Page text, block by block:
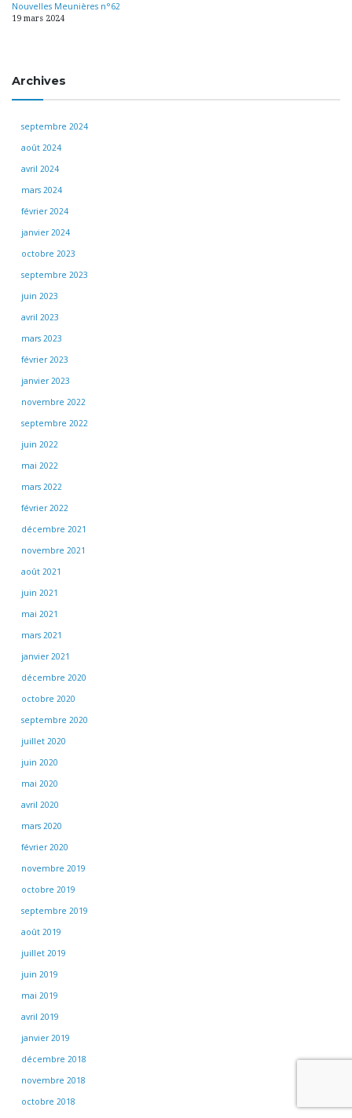
Nouvelles Meunières n°62
19 mars 2024
Archives
septembre 2024
août 2024
avril 2024
mars 2024
février 2024
janvier 2024
octobre 2023
septembre 2023
juin 2023
avril 2023
mars 2023
février 2023
janvier 2023
novembre 2022
septembre 2022
juin 2022
mai 2022
mars 2022
février 2022
décembre 2021
novembre 2021
août 2021
juin 2021
mai 2021
mars 2021
janvier 2021
décembre 2020
octobre 2020
septembre 2020
juillet 2020
juin 2020
mai 2020
avril 2020
mars 2020
février 2020
novembre 2019
octobre 2019
septembre 2019
août 2019
juillet 2019
juin 2019
mai 2019
avril 2019
janvier 2019
décembre 2018
novembre 2018
octobre 2018